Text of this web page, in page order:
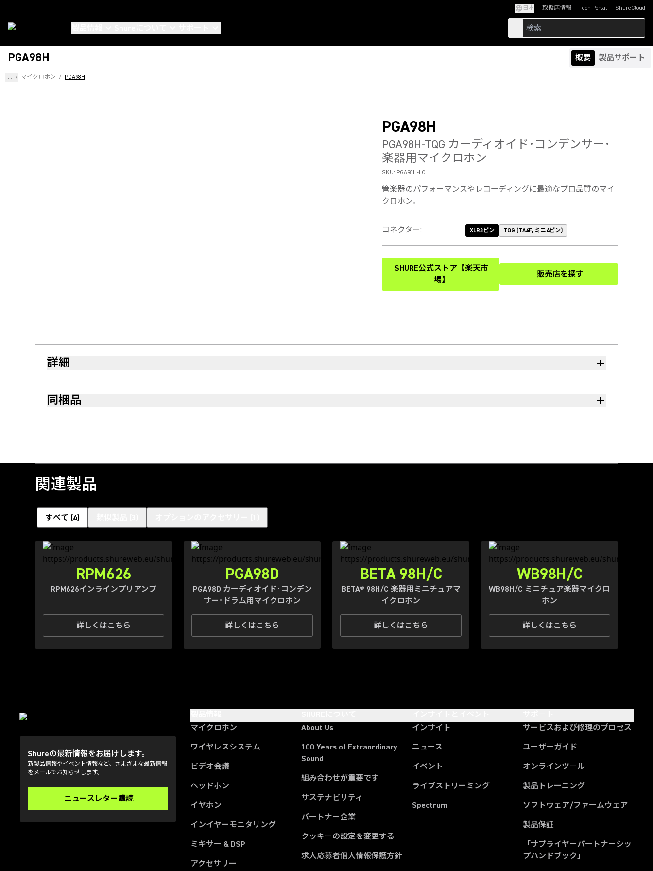
日本 取扱店情報 Tech Portal
(Opens in a new tab)ShureCloud
(Opens in a new
PGA98H 概要 製品サポート
... / マイクロホン / PGA98H
PGA98H
PGA98H-TQG カーディオイド･コンデンサー･
楽器用マイクロホン
SKU: PGA98H-LC
管楽器のパフォーマンスやレコーディングに最適なプロ品質のマイ
クロホン。
コネクター: XLR3ピン TQG (TA4F, ミニ4ピン)
SHURE公式ストア【楽天市
場】(Opens in a new tab)
販売店を探す
(Opens in a new tab)
詳細
同梱品
関連製品
すべて (4)
RPM626
RPM626インラインプリアンプ
詳しくはこちら
PGA98D
PGA98D カーディオイド･コンデン
サー･ドラム用マイクロホン
詳しくはこちら
BETA 98H/C
BETA® 98H/C 楽器用ミニチュアマ
イクロホン
詳しくはこちら
WB98H/C
WB98H/C ミニチュア楽器マイクロ
ホン
詳しくはこちら
Shureの最新情報をお届けします。
新製品情報やイベント情報など、さまざまな最新情報
をメールでお知らせします。
ニュースレター購読
(Opens in a new tab)
マイクロホン
ワイヤレスシステム
ビデオ会議
ヘッドホン
イヤホン
インイヤーモニタリング
ミキサー & DSP
アクセサリー
About Us
100 Years of Extraordinary
Sound
組み合わせが重要です
サステナビリティ
パートナー企業
クッキーの設定を変更する
求人応募者個人情報保護方針
インサイト
ニュース
イベント
ライブストリーミング
Spectrum
サービスおよび修理のプロセス
ユーザーガイド
オンラインツール
製品トレーニング
ソフトウェア/ファームウェア
製品保証
「サプライヤーパートナーシッ
プハンドブック」